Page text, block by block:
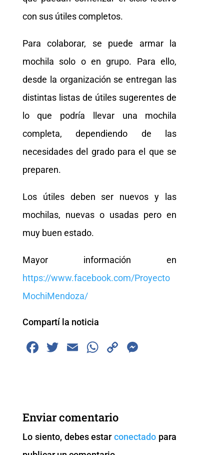
con sus útiles completos.
Para colaborar, se puede armar la
mochila solo o en grupo. Para ello,
desde la organización se entregan las
distintas listas de útiles sugerentes de
lo que podría llevar una mochila
completa, dependiendo de las
necesidades del grado para el que se
preparen.
Los útiles deben ser nuevos y las
mochilas, nuevas o usadas pero en
muy buen estado.
Mayor información en
https://www.facebook.com/Proyecto
MochiMendoza/
Compartí la noticia
F
b
o
o
T
E
W
A
p
p
C
k
er
Enviar comentario
Lo siento, debes estarconectado para